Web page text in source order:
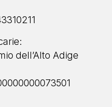
dell’Alto Adige